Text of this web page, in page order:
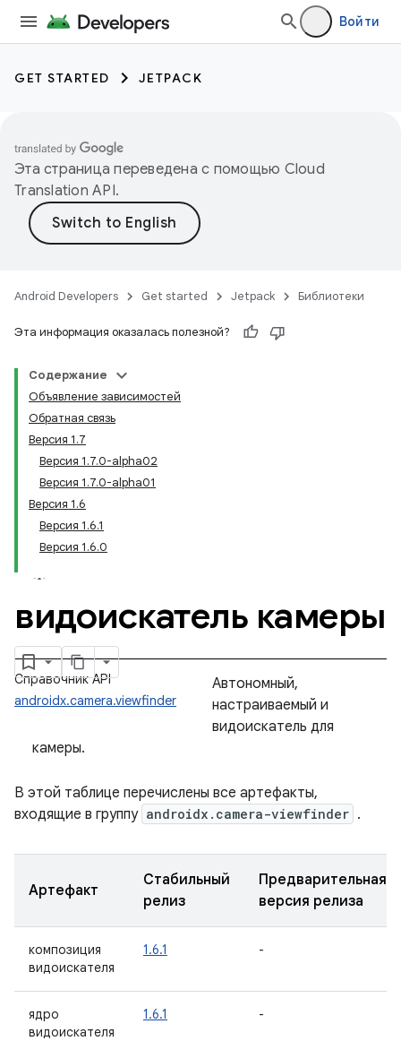
Войти
GET STARTED JETPACK
Эта страница переведена с помощью Cloud
Translation API.
Android Developers Get started Jetpack Библиотеки
Эта информация оказалась полезной?
Содержание
Объявление зависимостей
Обратная связь
Версия 1.7
Версия 1.7.0-alpha02
Версия 1.7.0-alpha01
Версия 1.6
Версия 1.6.1
Версия 1.6.0
видоискатель камеры
Справочник API
androidx.camera.viewfinder
Автономный,
настраиваемый и
видоискатель для
камеры.
В этой таблице перечислены все артефакты,
входящие в группу androidx.camera-viewfinder .
Артефакт
Стабильный
релиз
Предварительная
версия релиза
композиция
видоискателя
1.6.1 -
ядро
видоискателя
1.6.1 -